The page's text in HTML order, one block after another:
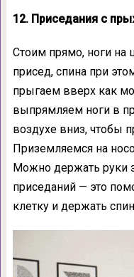
12. Приседания с
Стоим прямо, ноги на
присед, спина при
прыгаем вверх как
выпрямляем ноги в
воздухе вниз, чтобы
Приземляемся на
Можно держать руки
приседаний — это
клетку и держать